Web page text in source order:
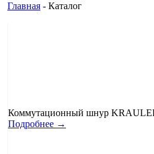
Главная - Каталог
Коммутационный шнур
Подробнее →